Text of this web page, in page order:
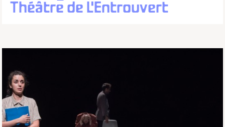
Théâtre de L'Entrouvert